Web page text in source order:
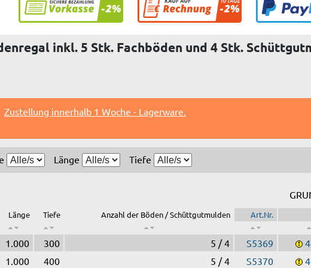
inkl. 5 Stk. Fachböden und 4 Stk.
Zustellung innerhalb 1 Woche - Lagerware.
Länge Tiefe
Länge Tiefe Anzahl der Böden / Schüttgutmulden Art.Nr.
1.000 300 5 / 4 S5369
1.000 400 5 / 4 S5370